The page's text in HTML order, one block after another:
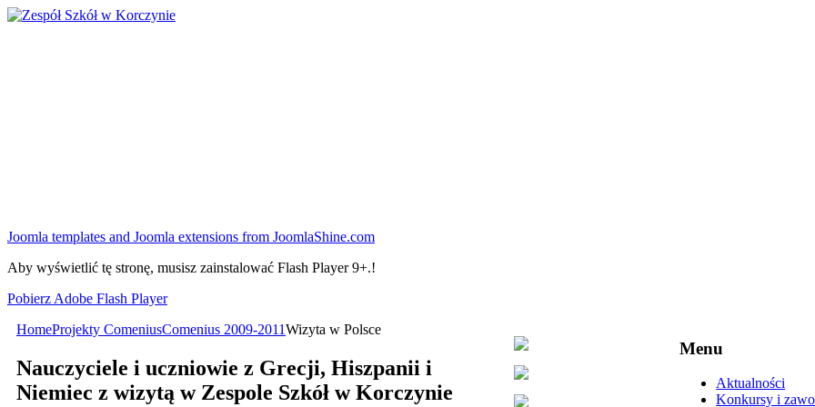
Joomla templates and Joomla extensions from JoomlaShine.com
Aby wyświetlić tę stronę, musisz zainstalować Flash Player 9+.!
Pobierz Adobe Flash Player
HomeProjekty ComeniusComenius 2009-2011Wizyta w Polsce
Nauczyciele i uczniowie z Grecji, Hiszpanii i
Niemiec z wizytą w Zespole Szkół w Korczynie
Menu
Aktualności
Konkursy i